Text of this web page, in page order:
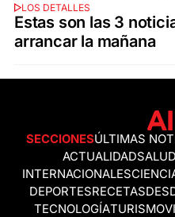
LOS DETALLES
Estas son las 3
arrancar la mañana
SECCIONESÚLTIMAS
ACTUALIDADSALUD
INTERNACIONALES
DEPORTESRECETAS
TECNOLOGÍATURISMO